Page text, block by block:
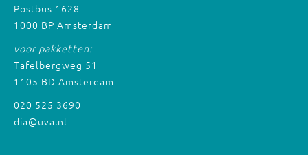
Postbus 1628
1000 BP Amsterdam
voor pakketten:
Tafelbergweg 51
1105 BD Amsterdam
020 525 3690
dia@uva.nl